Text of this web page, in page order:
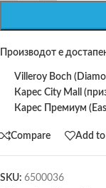
Производот е
Villeroy Boch
Карес City Mall
Карес Премиум
Compare Add
SKU: 6500036